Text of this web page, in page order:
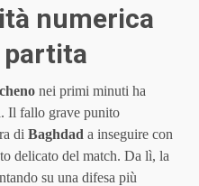
numerica
partita
nei primi minuti ha
Il fallo grave punito
di Baghdad a inseguire con
delicato del match. Da lì, la
su una difesa più